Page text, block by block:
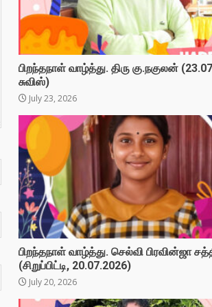
பிறந்தநாள் வாழ்த்து. திரு கு.நகுலன்
சுவிஸ்)
July 23, 2026
பிறந்தநாள் வாழ்த்து. செல்வி பிரவின்ஜா
(சிறுப்பிட்டி, 20.07.2026)
July 20, 2026